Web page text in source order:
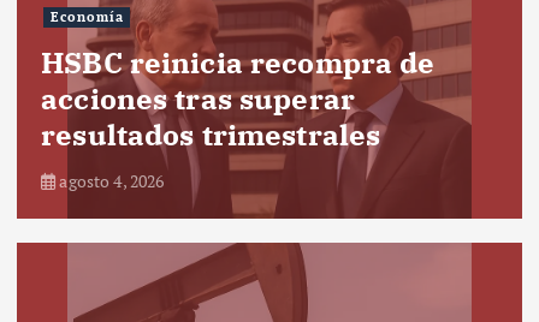
Economía
HSBC reinicia recompra de
acciones tras superar
resultados trimestrales
agosto 4, 2026